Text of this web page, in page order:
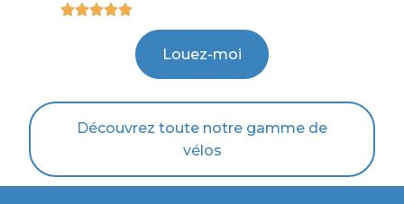

Louez-moi
Découvrez toute notre gamme de
vélos